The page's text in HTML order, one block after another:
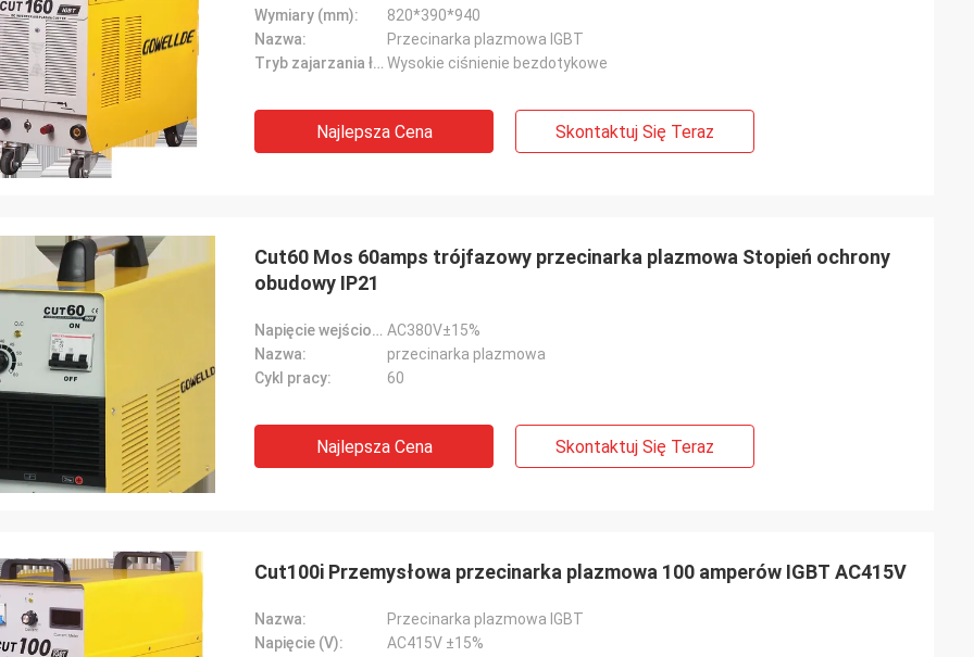
Twój produkt.
Wymiary (mm):
820*390*940
Nazwa:
Przecinarka plazmowa IGBT
Tryb zajarzania łuku: Wysokie ciśnienie bezdotykowe
Najlepsza Cena Skontaktuj Się Teraz
Cut60 Mos 60amps trójfazowy przecinarka plazmowa Stopień ochrony
obudowy IP21
Napięcie wejściowe: AC380V±15%
Nazwa:
przecinarka plazmowa
Cykl pracy:
60
Najlepsza Cena Skontaktuj Się Teraz
Cut100i Przemysłowa przecinarka plazmowa 100 amperów IGBT AC415V
Nazwa:
Przecinarka plazmowa IGBT
Napięcie (V):
AC415V ±15%